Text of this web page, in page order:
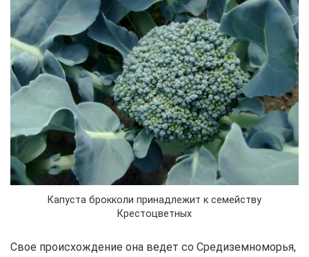
Капуста брокколи принадлежит к семейству
Крестоцветных
Свое происхождение она ведет со Средиземноморья,